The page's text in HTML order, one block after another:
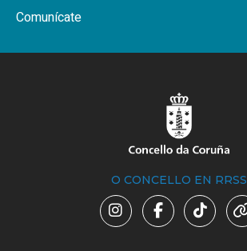
Comunícate
O CONCELLO EN RRSS